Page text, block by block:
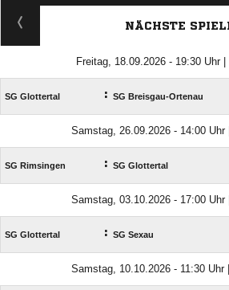
ANZEIGE
NÄCHSTE
Freitag, 18.09.2026 - 19:30 Uhr
SG Glottertal : SG Breisgau-Ortenau
Samstag, 26.09.2026 - 14:00
SG Rimsingen : SG Glottertal
Samstag, 03.10.2026 - 17:00
SG Glottertal : SG Sexau
Samstag, 10.10.2026 - 11:30 Uhr